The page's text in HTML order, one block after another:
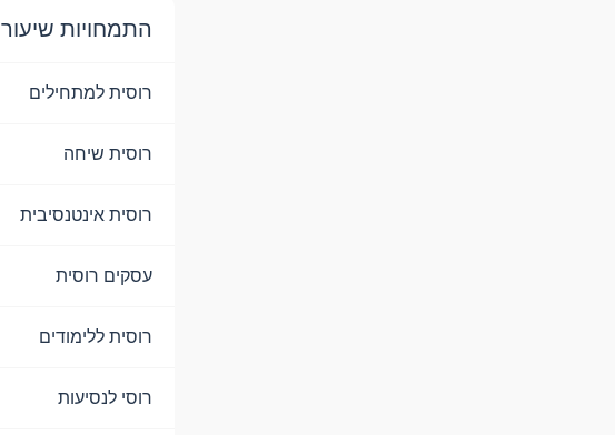
התמחויות שיעור
רוסית למתחילים
רוסית שיחה
רוסית אינטנסיבית
עסקים רוסית
רוסית ללימודים
רוסי לנסיעות